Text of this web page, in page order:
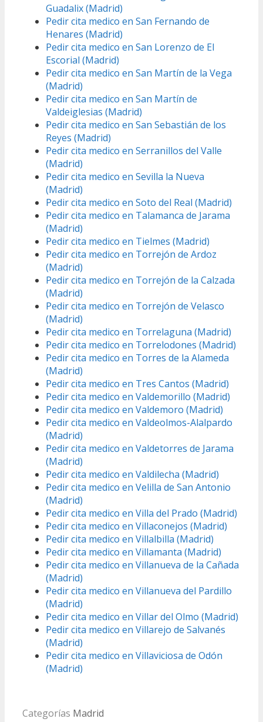
Guadalix (Madrid)
Pedir cita medico en San Fernando de
Henares (Madrid)
Pedir cita medico en San Lorenzo de El
Escorial (Madrid)
Pedir cita medico en San Martín de la Vega
(Madrid)
Pedir cita medico en San Martín de
Valdeiglesias (Madrid)
Pedir cita medico en San Sebastián de los
Reyes (Madrid)
Pedir cita medico en Serranillos del Valle
(Madrid)
Pedir cita medico en Sevilla la Nueva
(Madrid)
Pedir cita medico en Soto del Real (Madrid)
Pedir cita medico en Talamanca de Jarama
(Madrid)
Pedir cita medico en Tielmes (Madrid)
Pedir cita medico en Torrejón de Ardoz
(Madrid)
Pedir cita medico en Torrejón de la Calzada
(Madrid)
Pedir cita medico en Torrejón de Velasco
(Madrid)
Pedir cita medico en Torrelaguna (Madrid)
Pedir cita medico en Torrelodones (Madrid)
Pedir cita medico en Torres de la Alameda
(Madrid)
Pedir cita medico en Tres Cantos (Madrid)
Pedir cita medico en Valdemorillo (Madrid)
Pedir cita medico en Valdemoro (Madrid)
Pedir cita medico en Valdeolmos-Alalpardo
(Madrid)
Pedir cita medico en Valdetorres de Jarama
(Madrid)
Pedir cita medico en Valdilecha (Madrid)
Pedir cita medico en Velilla de San Antonio
(Madrid)
Pedir cita medico en Villa del Prado (Madrid)
Pedir cita medico en Villaconejos (Madrid)
Pedir cita medico en Villalbilla (Madrid)
Pedir cita medico en Villamanta (Madrid)
Pedir cita medico en Villanueva de la Cañada
(Madrid)
Pedir cita medico en Villanueva del Pardillo
(Madrid)
Pedir cita medico en Villar del Olmo (Madrid)
Pedir cita medico en Villarejo de Salvanés
(Madrid)
Pedir cita medico en Villaviciosa de Odón
(Madrid)
Categorías Madrid